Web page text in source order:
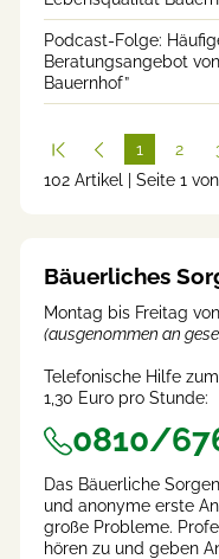
Podcast-Folge:
Beratungsangebot
Bauernhof”
1
(cur
2
102 Artikel | Seite 1 von
Bäuerliches
Montag bis Freitag von
(ausgenommen an
Telefonische Hilfe
1,30 Euro pro Stunde:
0810/
Das Bäuerliche
und anonyme erste
große Probleme.
hören zu und geben